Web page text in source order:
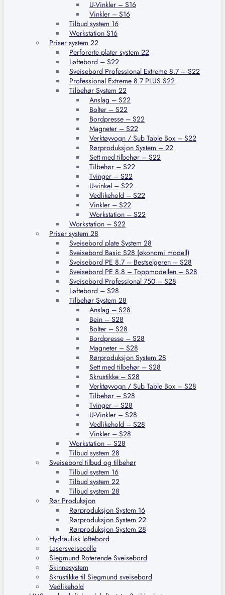
U-Vinkler – S16
Vinkler – S16
Tilbud system 16
Workstation S16
Priser system 22
Perforerte plater system 22
Løftebord – S22
Sveisebord Professional Extreme 8.7 – S22
Professional Extreme 8.7 PLUS S22
Tilbehør System 22
Anslag – S22
Bolter – S22
Bordpresse – S22
Magneter – S22
Verktøyvogn / Sub Table Box – S22
Rørproduksjon System – 22
Sett med tilbehør – S22
Tilbehør – S22
Tvinger – S22
U-vinkel – S22
Vedlikehold – S22
Vinkler – S22
Workstation – S22
Workstation – S22
Priser system 28
Sveisebord plate System 28
Sveisebord Basic S28 (økonomi modell)
Sveisebord PE 8.7 – Bestselgeren – S28
Sveisebord PE 8.8 – Toppmodellen – S28
Sveisebord Professional 750 – S28
Løftebord – S28
Tilbehør System 28
Anslag – S28
Bein – S28
Bolter – S28
Bordpresse – S28
Magneter – S28
Rørproduksjon System 28
Sett med tilbehør – S28
Skrustikke – S28
Verktøyvogn / Sub Table Box – S28
Tilbehør – S28
Tvinger – S28
U-Vinkler – S28
Vedlikehold – S28
Vinkler – S28
Workstation – S28
Tilbud system 28
Sveisebord tilbud og tilbehør
Tilbud system 16
Tilbud system 22
Tilbud system 28
Rør Produksjon
Rørproduksjon System 16
Rørproduksjon System 22
Rørproduksjon System 28
Hydraulisk løftebord
Lasersveisecelle
Siegmund Roterende Sveisebord
Skinnesystem
Skrustikke til Siegmund sveisebord
Vedlikehold